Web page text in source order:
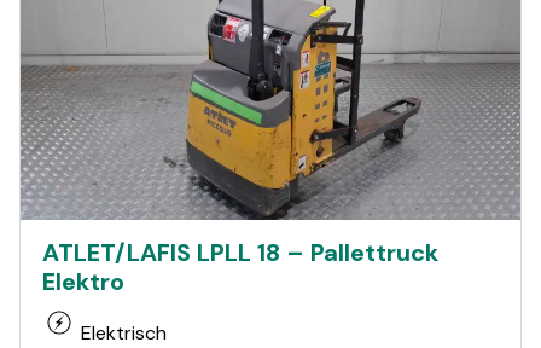
ATLET/LAFIS LPLL 18 – Pallettruck
Elektro
Elektrisch